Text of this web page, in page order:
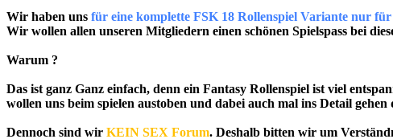
Wir haben uns für eine komplette FSK 18 Rollenspiel Variante nur
Wir wollen allen unseren Mitgliedern einen schönen Spielspass bei
Warum ?
Das ist ganz Ganz einfach, denn ein Fantasy Rollenspiel ist viel
wollen uns beim spielen austoben und dabei auch mal ins Detail
Dennoch sind wir KEIN SEX Forum. Deshalb bitten wir um